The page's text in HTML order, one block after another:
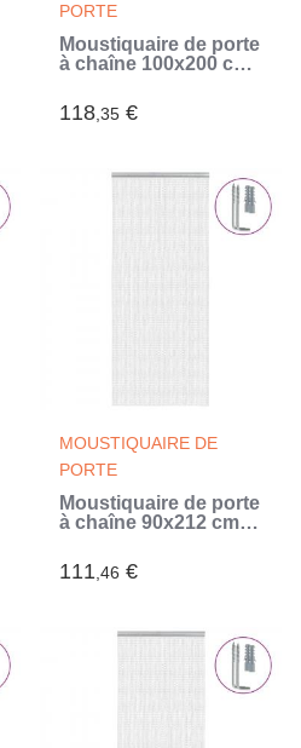
PORTE
Moustiquaire de porte
à chaîne 100x200 cm
118,35 €
MOUSTIQUAIRE DE
PORTE
Moustiquaire de porte
à chaîne 90x212 cm
111,46 €